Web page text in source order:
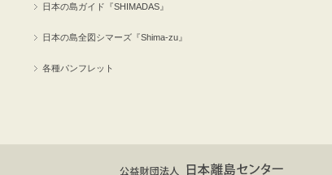
日本の島ガイド『SHIMADAS』
日本の島全図シマーズ『Shima-zu』
各種パンフレット